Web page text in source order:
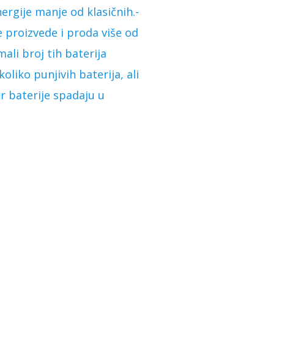
manje od klasičnih.-
i proda više od
broj tih baterija
punjivih baterija, ali
baterije spadaju u